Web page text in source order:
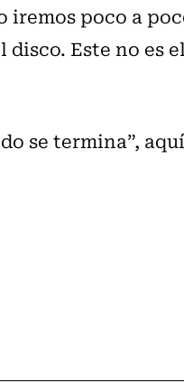
poco a
disco. Este no es
se termina”,